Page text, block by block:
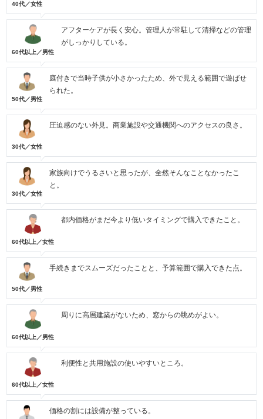
40代／女性
60代以上／男性
アフターケアが長く安心。管理人が常駐して清掃などの管理
がしっかりしている。
50代／男性
庭付きで当時子供が小さかったため、外で見える範囲で遊ばせ
られた。
30代／女性
圧迫感のない外見。商業施設や交通機関へのアクセスの良さ。
30代／女性
家族向けでうるさいと思ったが、全然そんなことなかったこ
と。
60代以上／女性
都内価格がまだ今より低いタイミングで購入できたこと。
50代／男性
手続きまでスムーズだったことと、予算範囲で購入できた点。
60代以上／男性
周りに高層建築がないため、窓からの眺めがよい。
60代以上／女性
利便性と共用施設の使いやすいところ。
価格の割には設備が整っている。